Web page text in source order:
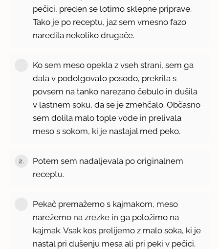
pečici, preden se lotimo sklepne priprave.
Tako je po receptu, jaz sem vmesno fazo
naredila nekoliko drugače.
Ko sem meso opekla z vseh strani, sem ga
dala v podolgovato posodo, prekrila s
povsem na tanko narezano čebulo in dušila
v lastnem soku, da se je zmehčalo. Občasno
sem dolila malo tople vode in prelivala
meso s sokom, ki je nastajal med peko.
2.
Potem sem nadaljevala po originalnem
receptu.
Pekač premažemo s kajmakom, meso
narežemo na zrezke in ga položimo na
kajmak. Vsak kos prelijemo z malo soka, ki je
nastal pri dušenju mesa ali pri peki v pečici.